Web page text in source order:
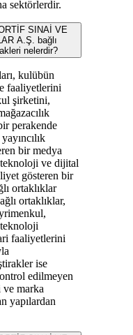
sektörlerdir.
SINAİ VE
A.Ş. bağlı
nelerdir?
kulübün
faaliyetlerini
şirketini,
perakende
bir medya
ve dijital
gösteren bir
ortaklıklar
ortaklıklar,
faaliyetlerini
ise
edilmeyen
marka
yapılardan